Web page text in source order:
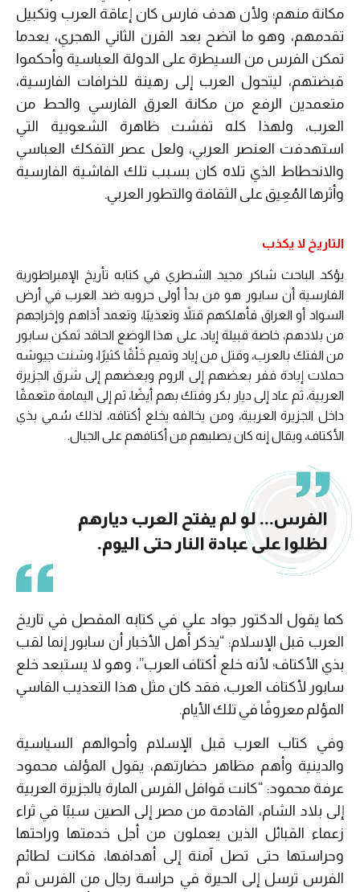
مكانة منهم؛ ولأن هدف فارس كان إعاقة العرب وتكبيل
تقدمهم، وهو ما اتضح بعد القرن الثاني الهجري، بعدما
تمكن الفرس من السيطرة على الدولة العباسية وأحكموا
قبضتهم، ليتحول العرب إلى رهينة للخرافات الفارسية،
متعمدين الرفع من مكانة العرق الفارسي والحط من
العرب، ولهذا كله تفشت ظاهرة الشعوبية التي
استهدفت العنصر العربي، ولعل عصر التفكك العباسي
والانحطاط الذي تلاه كان بسبب تلك الفاشية الفارسية
وأثرها المُعِيق على الثقافة والتطور العربي.
التاريخ لا يكذب
يؤكد الباحث شاكر مجيد الشطري في كتابه تأريخ الإمبراطورية
الفارسية أن سابور هو من بدأ أولى حروبه ضد العرب في أرض
السواد أو العراق فأهلكهم قتلاً وتعذيبًا، وتعمد أذاهم وإخراجهم
من بلادهم، خاصة قبيلة إياد، على هذا الوضع الحاقد تمكن سابور
من الفتك بالعرب، وقتل من إياد وتميم خَلْقًا كثيرًا، وشنت جيوشه
حملات إبادة ففر بعضهم إلى الروم وبعضهم إلى شرق الجزيرة
العربية، ثم عاد إلى ديار بكر وفتك بهم أيضًا، ثم إلى اليمامة متعمقًا
داخل الجزيرة العربية، ومن يخالفه يخلع أكتافه، لذلك سُمي بذي
الأكتاف، ويقال إنه كان يصلبهم من أكتافهم على الجبال.
الفرس... لو لم يفتح العرب ديارهم
لظلوا على عبادة النار حتى اليوم.
كما يقول الدكتور جواد علي في كتابه المفصل في تاريخ
العرب قبل الإسلام: “يذكر أهل الأخبار أن سابور إنما لقب
بذي الأكتاف؛ لأنه خلع أكتاف العرب”، وهو لا يستبعد خلع
سابور لأكتاف العرب، فقد كان مثل هذا التعذيب القاسي
المؤلم معروفًا في تلك الأيام.
وفي كتاب العرب قبل الإسلام وأحوالهم السياسية
والدينية وأهم مظاهر حضارتهم، يقول المؤلف محمود
عرفة محمود: “كانت قوافل الفرس المارة بالجزيرة العربية
إلى بلاد الشام، القادمة من مصر إلى الصين سببًا في ثراء
زعماء القبائل الذين يعملون من أجل خدمتها وراحتها
وحراستها حتى تصل آمنة إلى أهدافها، فكانت لطائم
الفرس ترسل إلى الحيرة في حراسة رجال من الفرس ثم